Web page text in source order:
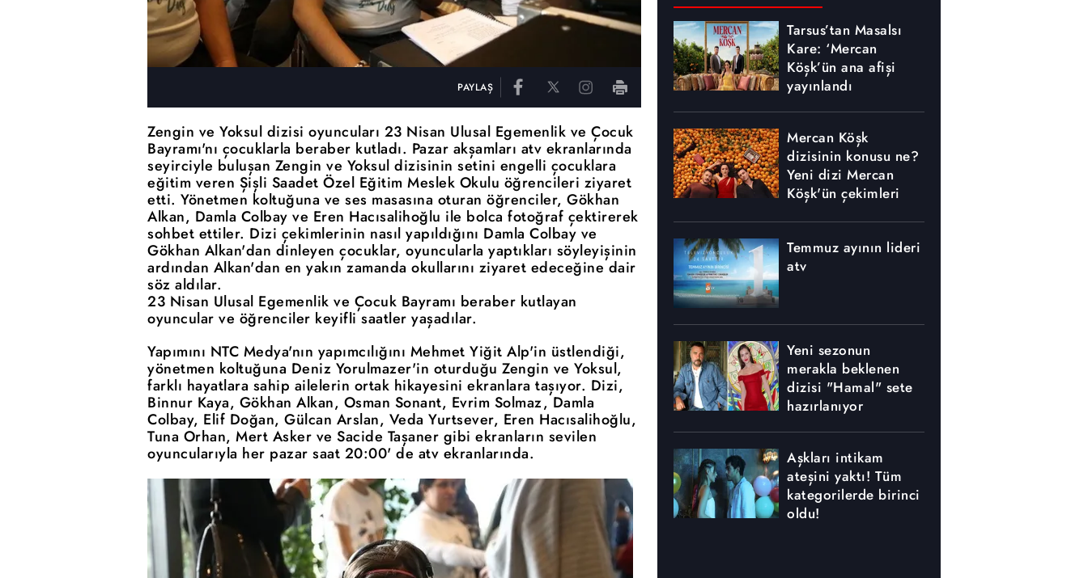
PAYLAŞ
Zengin ve Yoksul dizisi oyuncuları 23 Nisan Ulusal Egemenlik ve Çocuk
Bayramı'nı çocuklarla beraber kutladı. Pazar akşamları atv ekranlarında
seyirciyle buluşan Zengin ve Yoksul dizisinin setini engelli çocuklara
eğitim veren Şişli Saadet Özel Eğitim Meslek Okulu öğrencileri ziyaret
etti. Yönetmen koltuğuna ve ses masasına oturan öğrenciler, Gökhan
Alkan, Damla Colbay ve Eren Hacısalihoğlu ile bolca fotoğraf çektirerek
sohbet ettiler. Dizi çekimlerinin nasıl yapıldığını Damla Colbay ve
Gökhan Alkan'dan dinleyen çocuklar, oyuncularla yaptıkları söyleyişinin
ardından Alkan'dan en yakın zamanda okullarını ziyaret edeceğine dair
söz aldılar.
23 Nisan Ulusal Egemenlik ve Çocuk Bayramı beraber kutlayan
oyuncular ve öğrenciler keyifli saatler yaşadılar.
Yapımını NTC Medya'nın yapımcılığını Mehmet Yiğit Alp'in üstlendiği,
yönetmen koltuğuna Deniz Yorulmazer'in oturduğu Zengin ve Yoksul,
farklı hayatlara sahip ailelerin ortak hikayesini ekranlara taşıyor. Dizi,
Binnur Kaya, Gökhan Alkan, Osman Sonant, Evrim Solmaz, Damla
Colbay, Elif Doğan, Gülcan Arslan, Veda Yurtsever, Eren Hacısalihoğlu,
Tuna Orhan, Mert Asker ve Sacide Taşaner gibi ekranların sevilen
oyuncularıyla her pazar saat 20:00' de atv ekranlarında.
Tarsus’tan Masalsı
Kare: ‘Mercan
Köşk’ün ana afişi
yayınlandı
Mercan Köşk
dizisinin konusu ne?
Yeni dizi Mercan
Köşk'ün çekimleri
Temmuz ayının lideri
atv
Yeni sezonun
merakla beklenen
dizisi "Hamal" sete
hazırlanıyor
Aşkları intikam
ateşini yaktı! Tüm
kategorilerde birinci
oldu!